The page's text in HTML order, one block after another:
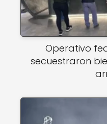
Operativo
secuestraron